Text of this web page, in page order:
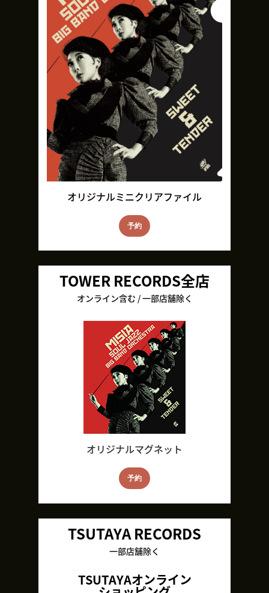
オリジナルミニクリアファイル
予約
TOWER RECORDS全店
オンライン含む / 一部店舗除く
オリジナルマグネット
予約
TSUTAYA RECORDS
一部店舗除く
TSUTAYAオンライン